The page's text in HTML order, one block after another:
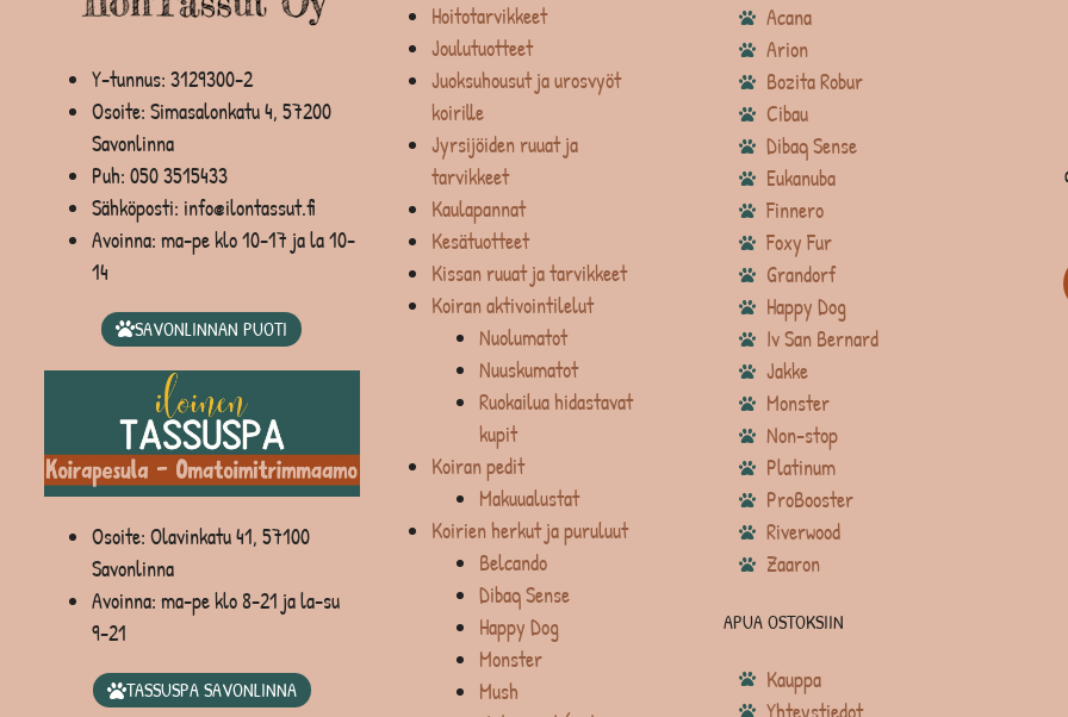
Y-tunnus: 3129300-2
Osoite: Simasalonkatu 4, 57200
Savonlinna
Puh: 050 3515433
Sähköposti: info@ilontassut.fi
Avoinna: ma-pe klo 10-17 ja la 10-
14
SAVONLINNAN PUOTI
Osoite: Olavinkatu 41, 57100
Savonlinna
Avoinna: ma-pe klo 8-21 ja la-su
9-21
TASSUSPA SAVONLINNA
Hoitotarvikkeet
Joulutuotteet
Juoksuhousut ja urosvyöt
koirille
Jyrsijöiden ruuat ja
tarvikkeet
Kaulapannat
Kesätuotteet
Kissan ruuat ja tarvikkeet
Koiran aktivointilelut
Nuolumatot
Nuuskumatot
Ruokailua hidastavat
kupit
Koiran pedit
Makuualustat
Koirien herkut ja puruluut
Belcando
Dibaq Sense
Happy Dog
Monster
Mush
Acana
Arion
Bozita Robur
Cibau
Dibaq Sense
Eukanuba
Finnero
Foxy Fur
Grandorf
Happy Dog
Iv San Bernard
Jakke
Monster
Non-stop
Platinum
ProBooster
Riverwood
Zaaron
APUA OSTOKSIIN
Kauppa